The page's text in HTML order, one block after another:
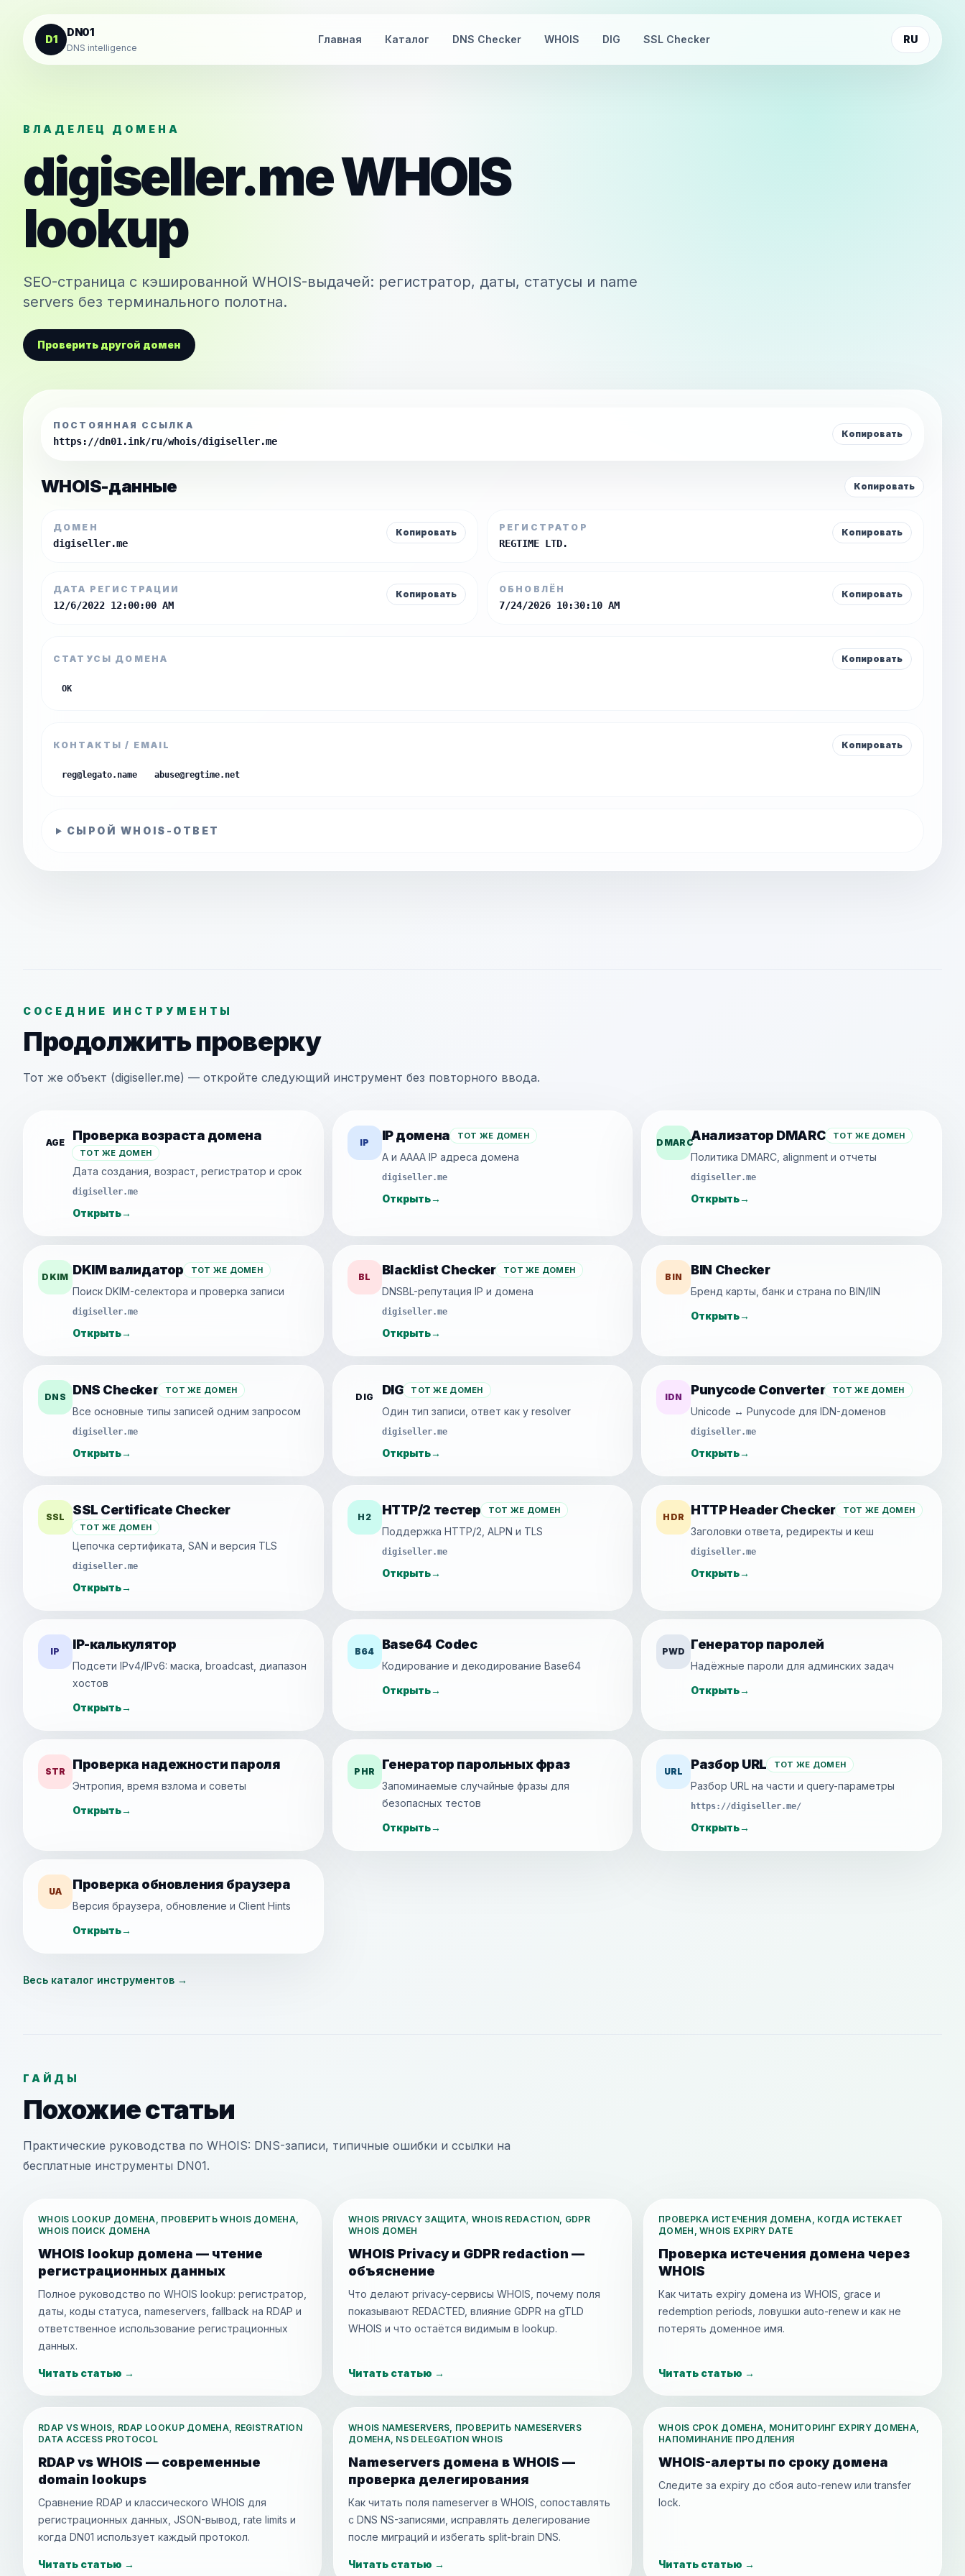
К содержанию
D1
DN01
DNS intelligence
Главная Каталог DNS Checker WHOIS DIG SSL Checker RU
ВЛАДЕЛЕЦ ДОМЕНА
digiseller.meWHOIS
lookup
SEO-страница с кэшированной WHOIS-выдачей: регистратор, даты, статусы и name
servers без терминального полотна.
Проверить другой домен
ПОСТОЯННАЯ ССЫЛКА
https://dn01.ink/ru/whois/digiseller.me
Копировать
WHOIS-данные Копировать
ДОМЕН
digiseller.me
Копировать РЕГИСТРАТОР
REGTIME LTD.
Копировать
ДАТА РЕГИСТРАЦИИ
12/6/2022 12:00:00 AM
Копировать ОБНОВЛЁН
7/24/2026 10:30:10 AM
Копировать
СТАТУСЫ ДОМЕНА Копировать
OK
КОНТАКТЫ / EMAIL Копировать
reg@legato.name abuse@regtime.net
СЫРОЙ WHOIS-ОТВЕТ
СОСЕДНИЕ ИНСТРУМЕНТЫ
Продолжить проверку
Тот же объект (digiseller.me) — откройте следующий инструмент без повторного ввода.
AGE Проверка возраста домена
ТОТ ЖЕ ДОМЕН
Дата создания, возраст, регистратор и срок
digiseller.me
Открыть→
IP IP домена ТОТ ЖЕ ДОМЕН
A и AAAA IP адреса домена
digiseller.me
Открыть→
DMARCАнализатор DMARC ТОТ ЖЕ ДОМЕН
Политика DMARC, alignment и отчеты
digiseller.me
Открыть→
DKIM DKIM валидатор ТОТ ЖЕ ДОМЕН
Поиск DKIM-селектора и проверка записи
digiseller.me
Открыть→
BL Blacklist Checker ТОТ ЖЕ ДОМЕН
DNSBL-репутация IP и домена
digiseller.me
Открыть→
BIN BIN Checker
Бренд карты, банк и страна по BIN/IIN
Открыть→
DNS DNS Checker ТОТ ЖЕ ДОМЕН
Все основные типы записей одним запросом
digiseller.me
Открыть→
DIG DIG ТОТ ЖЕ ДОМЕН
Один тип записи, ответ как у resolver
digiseller.me
Открыть→
IDN Punycode Converter ТОТ ЖЕ ДОМЕН
Unicode ↔ Punycode для IDN-доменов
digiseller.me
Открыть→
SSL SSL Certificate Checker
ТОТ ЖЕ ДОМЕН
Цепочка сертификата, SAN и версия TLS
digiseller.me
Открыть→
H2 HTTP/2 тестер ТОТ ЖЕ ДОМЕН
Поддержка HTTP/2, ALPN и TLS
digiseller.me
Открыть→
HDR HTTP Header Checker ТОТ ЖЕ ДОМЕН
Заголовки ответа, редиректы и кеш
digiseller.me
Открыть→
IP IP-калькулятор
Подсети IPv4/IPv6: маска, broadcast, диапазон
хостов
Открыть→
B64 Base64 Codec
Кодирование и декодирование Base64
Открыть→
PWD Генератор паролей
Надёжные пароли для админских задач
Открыть→
STR Проверка надежности пароля
Энтропия, время взлома и советы
Открыть→
PHR Генератор парольных фраз
Запоминаемые случайные фразы для
безопасных тестов
Открыть→
URL Разбор URL ТОТ ЖЕ ДОМЕН
Разбор URL на части и query-параметры
https://digiseller.me/
Открыть→
UA Проверка обновления браузера
Версия браузера, обновление и Client Hints
Открыть→
Весь каталог инструментов →
ГАЙДЫ
Похожие статьи
Практические руководства по WHOIS: DNS-записи, типичные ошибки и ссылки на
бесплатные инструменты DN01.
WHOIS LOOKUP ДОМЕНА, ПРОВЕРИТЬ WHOIS ДОМЕНА,
WHOIS ПОИСК ДОМЕНА
WHOIS lookup домена — чтение
регистрационных данных
Полное руководство по WHOIS lookup: регистратор,
даты, коды статуса, nameservers, fallback на RDAP и
ответственное использование регистрационных
данных.
Читать статью →
WHOIS PRIVACY ЗАЩИТА, WHOIS REDACTION, GDPR
WHOIS ДОМЕН
WHOIS Privacy и GDPR redaction —
объяснение
Что делают privacy-сервисы WHOIS, почему поля
показывают REDACTED, влияние GDPR на gTLD
WHOIS и что остаётся видимым в lookup.
Читать статью →
ПРОВЕРКА ИСТЕЧЕНИЯ ДОМЕНА, КОГДА ИСТЕКАЕТ
ДОМЕН, WHOIS EXPIRY DATE
Проверка истечения домена через
WHOIS
Как читать expiry домена из WHOIS, grace и
redemption periods, ловушки auto-renew и как не
потерять доменное имя.
Читать статью →
RDAP VS WHOIS, RDAP LOOKUP ДОМЕНА, REGISTRATION
DATA ACCESS PROTOCOL
RDAP vs WHOIS — современные
domain lookups
Сравнение RDAP и классического WHOIS для
регистрационных данных, JSON-вывод, rate limits и
когда DN01 использует каждый протокол.
Читать статью →
WHOIS NAMESERVERS, ПРОВЕРИТЬ NAMESERVERS
ДОМЕНА, NS DELEGATION WHOIS
Nameservers домена в WHOIS —
проверка делегирования
Как читать поля nameserver в WHOIS, сопоставлять
с DNS NS-записями, исправлять делегирование
после миграций и избегать split-brain DNS.
Читать статью →
WHOIS СРОК ДОМЕНА, МОНИТОРИНГ EXPIRY ДОМЕНА,
НАПОМИНАНИЕ ПРОДЛЕНИЯ
WHOIS-алерты по сроку домена
Следите за expiry до сбоя auto-renew или transfer
lock.
Читать статью →